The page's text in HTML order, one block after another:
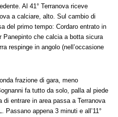
Al 41° Terranova riceve
a calciare, alto. Sul cambio di
del primo tempo: Cordaro entrato in
Panepinto che calcia a botta sicura
respinge in angolo (nell’occasione
frazione di gara, meno
fa tutto da solo, palla al piede
entrare in area passa a Terranova
appena 3 minuti e all’11°